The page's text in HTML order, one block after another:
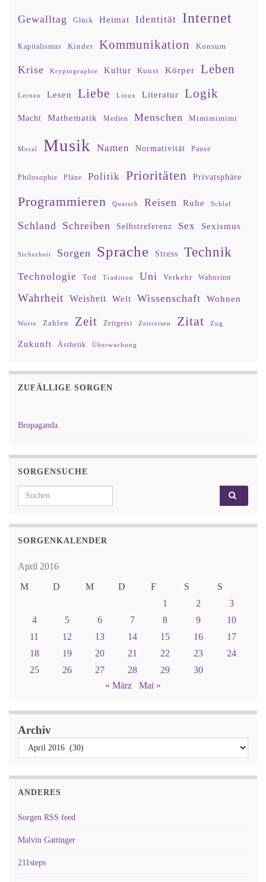
Gewalltag Glück Heimat Identität Internet
Kapitalismus Kinder Kommunikation Konsum
Krise Kryptographie Kultur Kunst Körper Leben
Lernen Lesen Liebe Linux Literatur Logik
Macht Mathematik Medien Menschen Mimimimimi
Moral Musik Namen Normativität Pause
Philosophie Pläne Politik Prioritäten Privatsphäre
Programmieren Quatsch Reisen Ruhe Schlaf
Schland Schreiben Selbstreferenz Sex Sexismus
Sicherheit Sorgen Sprache Stress Technik
Technologie Tod Tradition Uni Verkehr Wahnsinn
Wahrheit Weisheit Welt Wissenschaft Wohnen
Worte Zahlen Zeit Zeitgeist Zeitreisen Zitat Zug
Zukunft Ästhetik Überwachung
ZUFÄLLIGE SORGEN
Bropaganda.
SORGENSUCHE
Search for:
SORGENKALENDER
April 2016
M
D M D F S
S
1
2
3
4
5 6 7 8 9
10
11
12 13 14 15 16
17
18
19 20 21 22 23
24
25
26 27 28 29
30
« März
Mai »
Archiv
ANDERES
Sorgen RSS feed
Malvin Gattinger
211steps